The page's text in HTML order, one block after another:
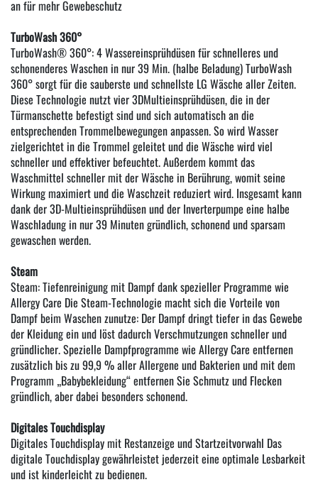
an für mehr Gewebeschutz
TurboWash 360°
TurboWash® 360°: 4 Wassereinsprühdüsen für schnelleres und
schonenderes Waschen in nur 39 Min. (halbe Beladung) TurboWash
360° sorgt für die sauberste und schnellste LG Wäsche aller Zeiten.
Diese Technologie nutzt vier 3DMultieinsprühdüsen, die in der
Türmanschette befestigt sind und sich automatisch an die
entsprechenden Trommelbewegungen anpassen. So wird Wasser
zielgerichtet in die Trommel geleitet und die Wäsche wird viel
schneller und effektiver befeuchtet. Außerdem kommt das
Waschmittel schneller mit der Wäsche in Berührung, womit seine
Wirkung maximiert und die Waschzeit reduziert wird. Insgesamt kann
dank der 3D-Multieinsprühdüsen und der Inverterpumpe eine halbe
Waschladung in nur 39 Minuten gründlich, schonend und sparsam
gewaschen werden.
Steam
Steam: Tiefenreinigung mit Dampf dank spezieller Programme wie
Allergy Care Die Steam-Technologie macht sich die Vorteile von
Dampf beim Waschen zunutze: Der Dampf dringt tiefer in das Gewebe
der Kleidung ein und löst dadurch Verschmutzungen schneller und
gründlicher. Spezielle Dampfprogramme wie Allergy Care entfernen
zusätzlich bis zu 99,9 % aller Allergene und Bakterien und mit dem
Programm „Babybekleidung“ entfernen Sie Schmutz und Flecken
gründlich, aber dabei besonders schonend.
Digitales Touchdisplay
Digitales Touchdisplay mit Restanzeige und Startzeitvorwahl Das
digitale Touchdisplay gewährleistet jederzeit eine optimale Lesbarkeit
und ist kinderleicht zu bedienen.